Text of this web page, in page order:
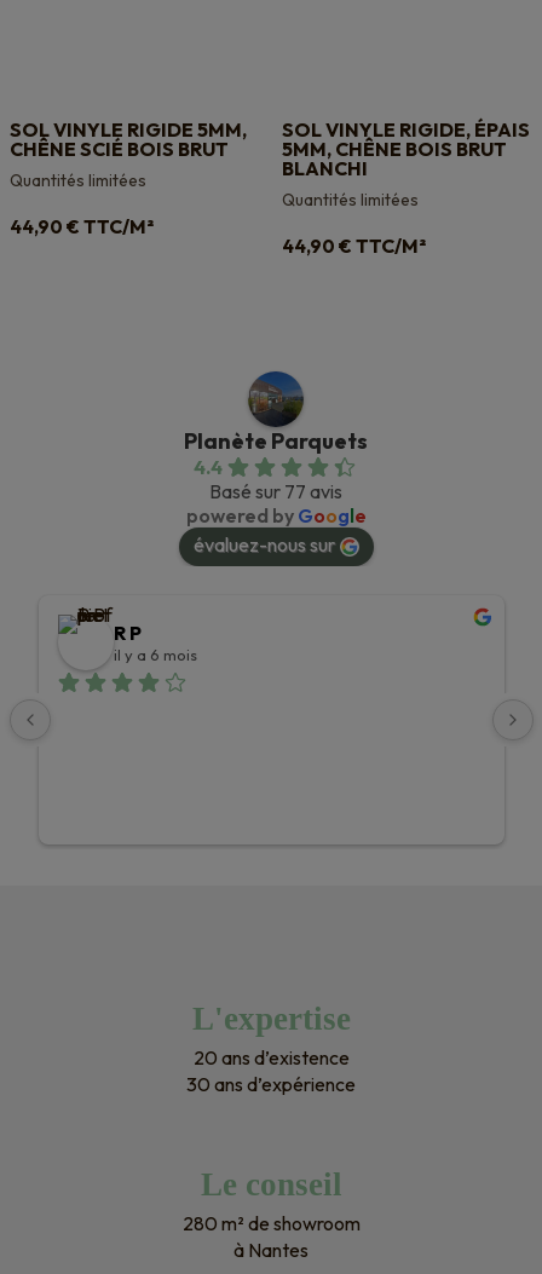
SOL VINYLE RIGIDE 5MM,
CHÊNE SCIÉ BOIS BRUT
Quantités limitées
44,90 € TTC/M²
SOL VINYLE RIGIDE, ÉPAIS
5MM, CHÊNE BOIS BRUT
BLANCHI
Quantités limitées
44,90 € TTC/M²
Planète Parquets
4.4
Basé sur 77 avis
powered by Google
évaluez-nous sur
R P
il y a 6 mois
L'expertise
20 ans d’existence
30 ans d’expérience
Le conseil
280 m² de showroom
à Nantes